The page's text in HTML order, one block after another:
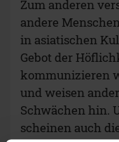
Zum anderen
andere
in asiatischen
Gebot der
kommunizieren
und weisen
Schwächen hin.
scheinen auch